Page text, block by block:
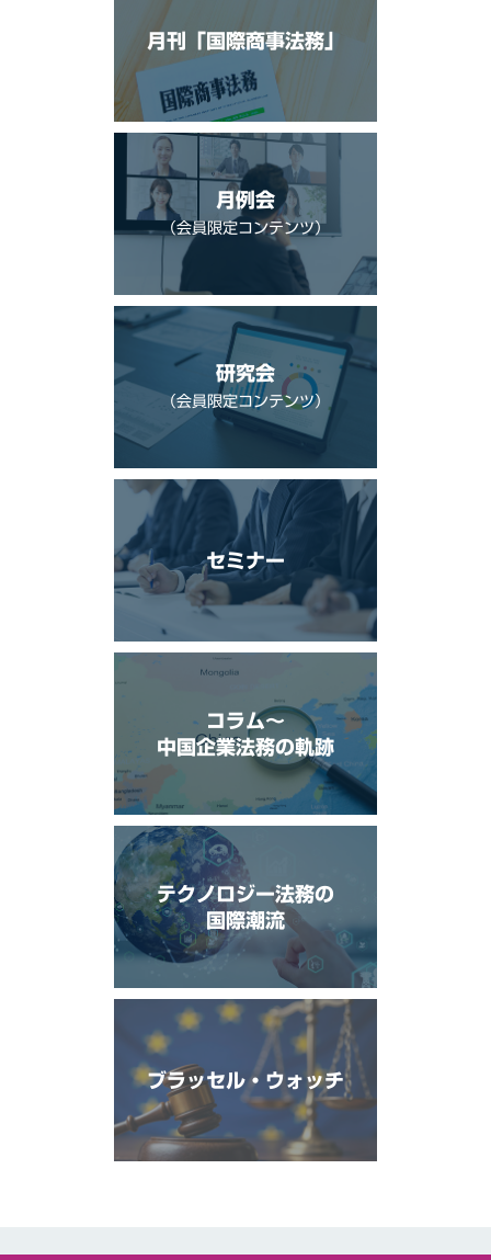
月刊「国際商事法務」
月例会
（会員限定コンテンツ）
研究会
（会員限定コンテンツ）
セミナー
コラム〜
中国企業法務の軌跡
テクノロジー法務の
国際潮流
ブラッセル・ウォッチ